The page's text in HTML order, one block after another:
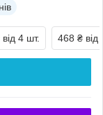
від 4 шт. 468 ₴ від